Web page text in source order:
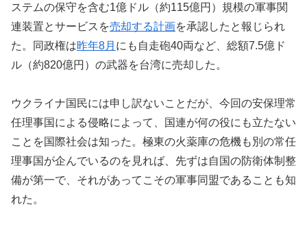
ステムの保守を含む1億ドル（約115億円）規模の軍事関
連装置とサービスを売却する計画を承認したと報じられ
た。同政権は昨年8月 にも自走砲40両など、総額7.5億ド
ル（約820億円）の武器を台湾に売却した。
ウクライナ国民には申し訳ないことだが、今回の安保理常
任理事国による侵略によって、国連が何の役にも立たない
ことを国際社会は知った。極東の火薬庫の危機も別の常任
理事国が企んでいるのを見れば、先ずは自国の防衛体制整
備が第一で、それがあってこその軍事同盟であることも知
れた。